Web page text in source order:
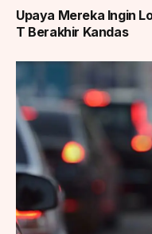
Upaya Mereka Ingin
T Berakhir Kandas